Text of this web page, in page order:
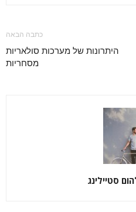
כתבה הבאה
היתרונות של מערכות סולאריות
מסחריות
סטיילינג